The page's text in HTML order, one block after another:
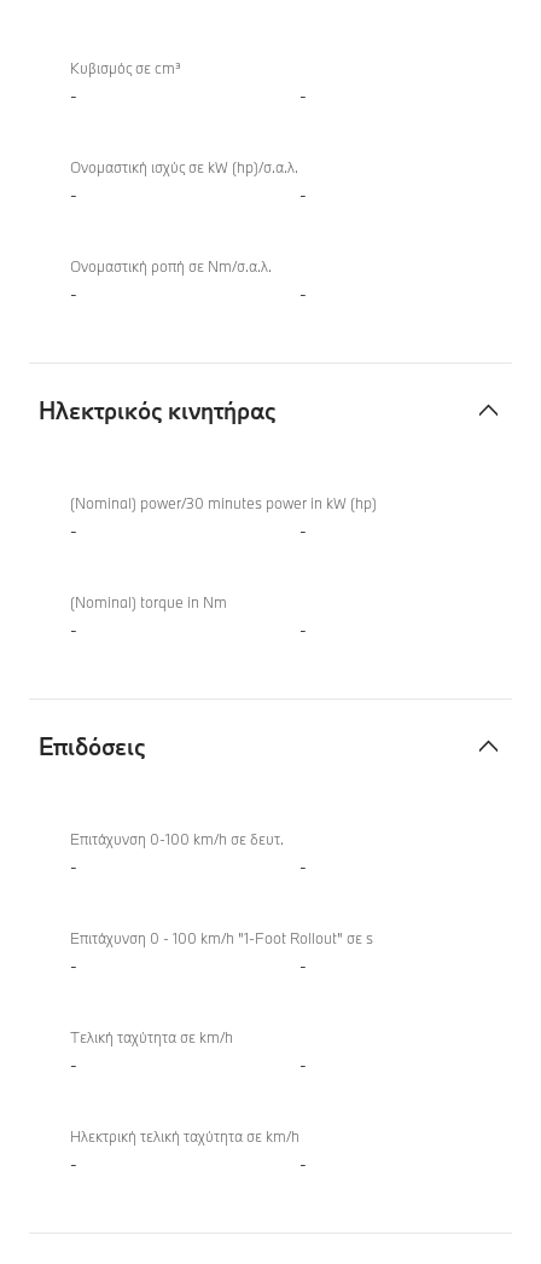
Κυβισμός σε cm³
- -
Ονομαστική ισχύς σε kW (hp)/σ.α.λ.
- -
Ονομαστική ροπή σε Nm/σ.α.λ.
- -
Ηλεκτρικός κινητήρας
κινητήρας
(Nominal) power/30 minutes power in kW (hp)
- -
(Nominal) torque in Nm
- -
Επιδόσεις
Επιτάχυνση 0-100 km/h σε δευτ.
- -
Επιτάχυνση 0 - 100 km/h "1-Foot Rollout" σε s
- -
Τελική ταχύτητα σε km/h
- -
Ηλεκτρική τελική ταχύτητα σε km/h
- -